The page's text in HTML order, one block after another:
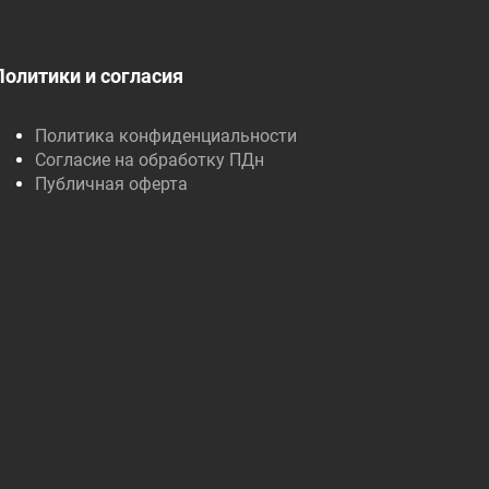
и согласия
Политика конфиденциальности
Согласие на обработку ПДн
Публичная оферта